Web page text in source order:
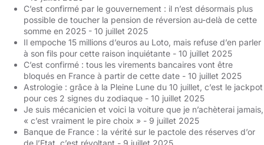
C’est confirmé par le gouvernement : il n’est désormais plus
possible de toucher la pension de réversion au-delà de cette
somme en 2025 - 10 juillet 2025
Il empoche 15 millions d’euros au Loto, mais refuse d’en parler
à son fils pour cette raison inquiétante - 10 juillet 2025
C’est confirmé : tous les virements bancaires vont être
bloqués en France à partir de cette date - 10 juillet 2025
Astrologie : grâce à la Pleine Lune du 10 juillet, c’est le jackpot
pour ces 2 signes du zodiaque - 10 juillet 2025
Je suis mécanicien et voici la voiture que je n’achèterai jamais,
« c’est vraiment le pire choix » - 9 juillet 2025
Banque de France : la vérité sur le pactole des réserves d’or
de l’Etat, c’est révoltant - 9 juillet 2025